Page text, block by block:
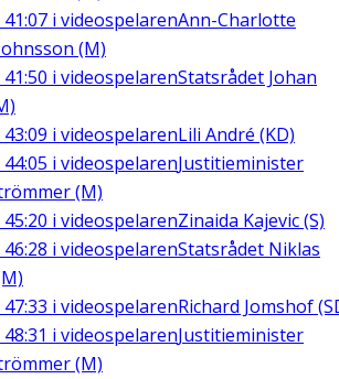
41:07 i videospelarenAnn-Charlotte
(M)
41:50 i videospelarenStatsrådet Johan
43:09 i videospelarenLili André (KD)
44:05 i videospelarenJustitieminister
(M)
45:20 i videospelarenZinaida Kajevic (S)
46:28 i videospelarenStatsrådet Niklas
47:33 i videospelarenRichard Jomshof
48:31 i videospelarenJustitieminister
(M)